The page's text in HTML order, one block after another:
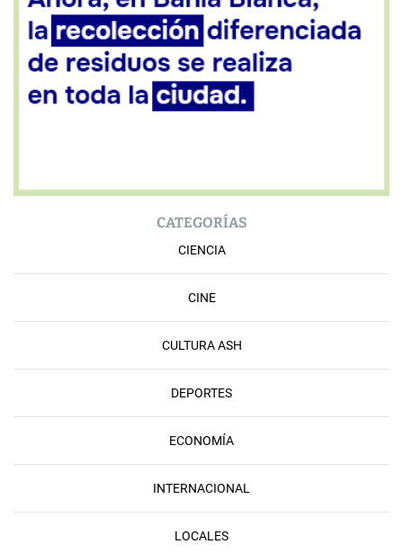
CATEGORÍAS
CIENCIA
CINE
CULTURA ASH
DEPORTES
ECONOMÍA
INTERNACIONAL
LOCALES